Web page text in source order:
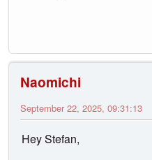
Naomichi
September 22, 2025, 09:31:13
Hey Stefan,